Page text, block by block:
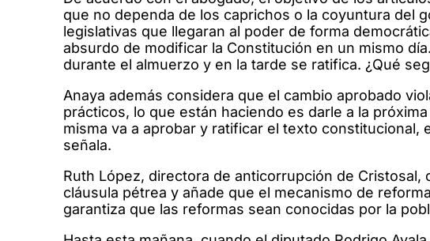
que no dependa de los caprichos o la coyuntura del
legislativas que llegaran al poder de forma
absurdo de modificar la Constitución en un mismo
durante el almuerzo y en la tarde se ratifica. ¿Qué
Anaya además considera que el cambio aprobado
prácticos, lo que están haciendo es darle a la
misma va a aprobar y ratificar el texto constitucional,
señala.
Ruth López, directora de anticorrupción de
cláusula pétrea y añade que el mecanismo de
garantiza que las reformas sean conocidas por la